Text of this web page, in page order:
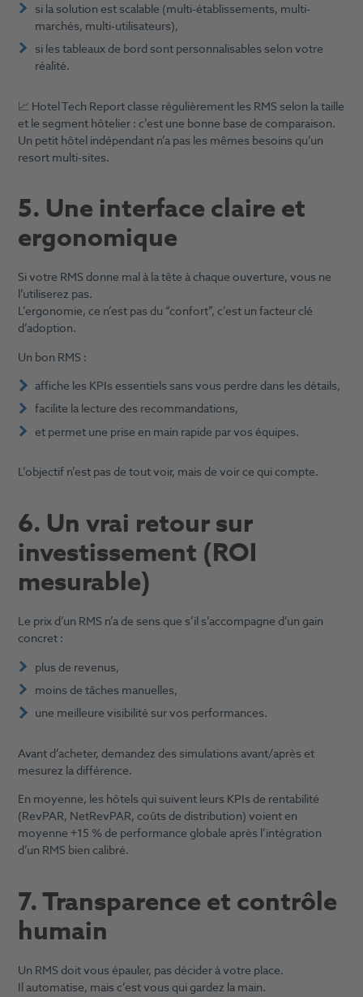
si la solution est scalable (multi-établissements, multi-
marchés, multi-utilisateurs),
si les tableaux de bord sont personnalisables selon votre
réalité.
📈 Hotel Tech Report classe régulièrement les RMS selon la taille
et le segment hôtelier : c’est une bonne base de comparaison.
Un petit hôtel indépendant n’a pas les mêmes besoins qu’un
resort multi-sites.
5. Une interface claire et
ergonomique
Si votre RMS donne mal à la tête à chaque ouverture, vous ne
l’utiliserez pas.
L’ergonomie, ce n’est pas du “confort”, c’est un facteur clé
d’adoption.
Un bon RMS :
affiche les KPIs essentiels sans vous perdre dans les détails,
facilite la lecture des recommandations,
et permet une prise en main rapide par vos équipes.
L’objectif n’est pas de tout voir, mais de voir ce qui compte.
6. Un vrai retour sur
investissement (ROI
mesurable)
Le prix d’un RMS n’a de sens que s’il s’accompagne d’un gain
concret :
plus de revenus,
moins de tâches manuelles,
une meilleure visibilité sur vos performances.
Avant d’acheter, demandez des simulations avant/après et
mesurez la différence.
En moyenne, les hôtels qui suivent leurs KPIs de rentabilité
(RevPAR, NetRevPAR, coûts de distribution) voient en
moyenne +15 % de performance globale après l’intégration
d’un RMS bien calibré.
7. Transparence et contrôle
humain
Un RMS doit vous épauler, pas décider à votre place.
Il automatise, mais c’est vous qui gardez la main.